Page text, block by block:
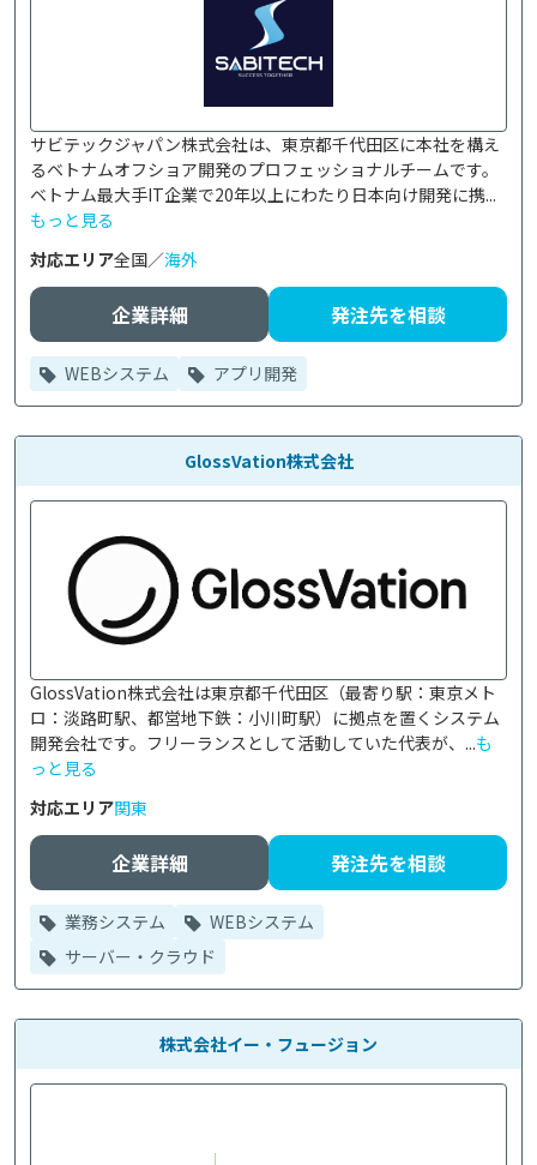
サビテックジャパン株式会社は、東京都千代田区に本社を構え
るベトナムオフショア開発のプロフェッショナルチームです。
ベトナム最大手IT企業で20年以上にわたり日本向け開発に携...
もっと見る
対応エリア全国／海外
企業詳細 発注先を相談
WEBシステム アプリ開発
GlossVation株式会社
GlossVation株式会社は東京都千代田区（最寄り駅：東京メト
ロ：淡路町駅、都営地下鉄：小川町駅）に拠点を置くシステム
開発会社です。フリーランスとして活動していた代表が、...も
っと見る
対応エリア関東
企業詳細 発注先を相談
業務システム
WEBシステム
サーバー・クラウド
株式会社イー・フュージョン